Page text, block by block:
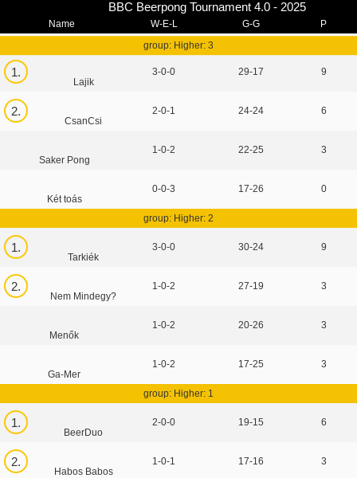
BBC Beerpong Tournament 4.0 - 2025
Name W-E-L G-G
P
group: Higher: 3
1.
Lajik
3-0-0 29-17 9
2.
CsanCsi
2-0-1 24-24 6
Saker Pong
1-0-2 22-25 3
Két toás
0-0-3 17-26 0
group: Higher: 2
1.
Tarkiék
3-0-0 30-24 9
2.
Nem Mindegy?
1-0-2 27-19 3
Menők
1-0-2 20-26 3
Ga-Mer
1-0-2 17-25 3
group: Higher: 1
1.
BeerDuo
2-0-0 19-15 6
2.
Habos Babos
1-0-1 17-16 3